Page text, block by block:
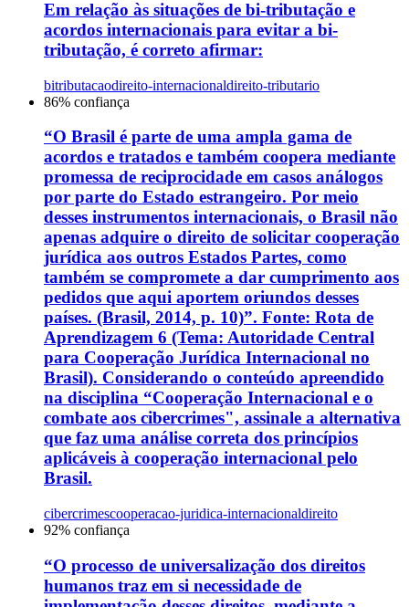
Em relação às situações de bi-tributação e
acordos internacionais para evitar a bi-
tributação, é correto afirmar:
bitributacaodireito-internacionaldireito-tributario
86% confiança
“O Brasil é parte de uma ampla gama de
acordos e tratados e também coopera mediante
promessa de reciprocidade em casos análogos
por parte do Estado estrangeiro. Por meio
desses instrumentos internacionais, o Brasil não
apenas adquire o direito de solicitar cooperação
jurídica aos outros Estados Partes, como
também se compromete a dar cumprimento aos
pedidos que aqui aportem oriundos desses
países. (Brasil, 2014, p. 10)”. Fonte: Rota de
Aprendizagem 6 (Tema: Autoridade Central
para Cooperação Jurídica Internacional no
Brasil). Considerando o conteúdo apreendido
na disciplina “Cooperação Internacional e o
combate aos cibercrimes", assinale a alternativa
que faz uma análise correta dos princípios
aplicáveis à cooperação internacional pelo
Brasil.
cibercrimescooperacao-juridica-internacionaldireito
92% confiança
“O processo de universalização dos direitos
humanos traz em si necessidade de